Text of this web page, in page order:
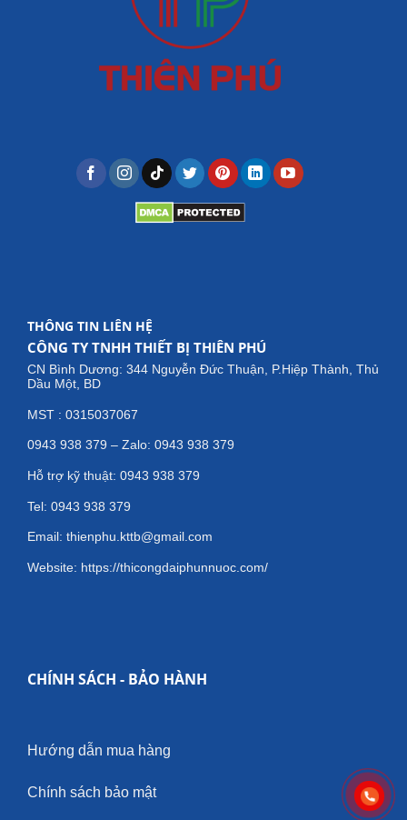
THÔNG TIN LIÊN HỆ
CÔNG TY TNHH THIẾT BỊ THIÊN PHÚ
CN Bình Dương: 344 Nguyễn Đức Thuận, P.Hiệp Thành, Thủ
Dầu Một, BD
MST : 0315037067
0943 938 379 – Zalo: 0943 938 379
Hỗ trợ kỹ thuật: 0943 938 379
Tel: 0943 938 379
Email: thienphu.kttb@gmail.com
Website: https://thicongdaiphunnuoc.com/
CHÍNH SÁCH - BẢO HÀNH
Hướng dẫn mua hàng
Chính sách bảo mật